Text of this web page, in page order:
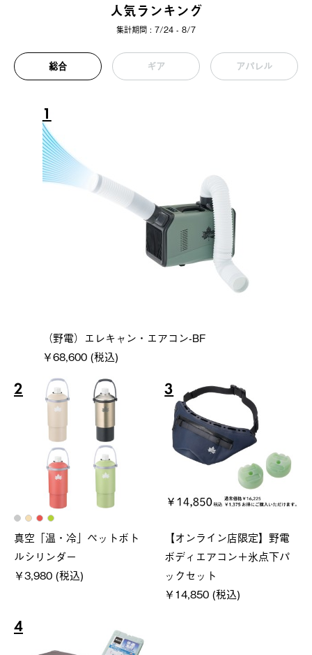
人気ランキング
集計期間 : 7/24 - 8/7
総合 ギア アパレル
1
（野電）エレキャン・エアコン-BF
￥68,600 (税込)
2
真空「温・冷」ペットボト
ルシリンダー
￥3,980 (税込)
3
【オンライン店限定】野電
ボディエアコン＋氷点下パ
ックセット
￥14,850 (税込)
4